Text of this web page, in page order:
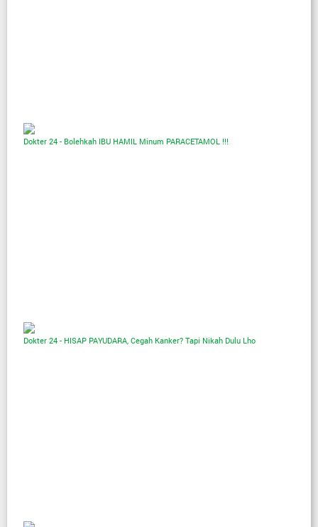
Dokter 24 - Bolehkah IBU HAMIL Minum PARACETAMOL !!!
Dokter 24 - HISAP PAYUDARA, Cegah Kanker? Tapi Nikah Dulu Lho